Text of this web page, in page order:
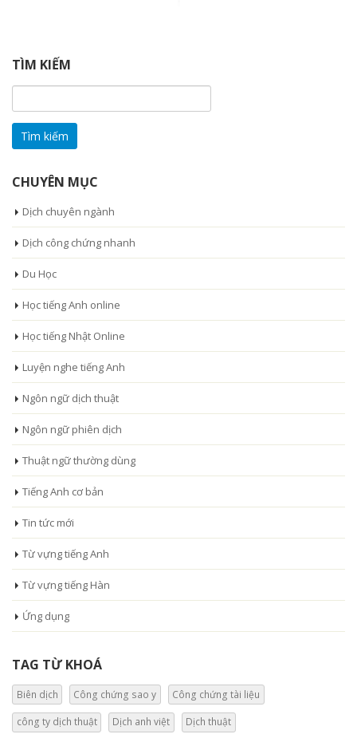
TÌM KIẾM
kiếm
cho:
CHUYÊN MỤC
Dịch chuyên ngành
Dịch công chứng nhanh
Du Học
Học tiếng Anh online
Học tiếng Nhật Online
Luyện nghe tiếng Anh
Ngôn ngữ dịch thuật
Ngôn ngữ phiên dịch
Thuật ngữ thường dùng
Tiếng Anh cơ bản
Tin tức mới
Từ vựng tiếng Anh
Từ vựng tiếng Hàn
Ứng dụng
TAG TỪ KHOÁ
Biên dịch Công chứng sao y Công chứng tài liệu
công ty dịch thuật Dịch anh việt Dịch thuật